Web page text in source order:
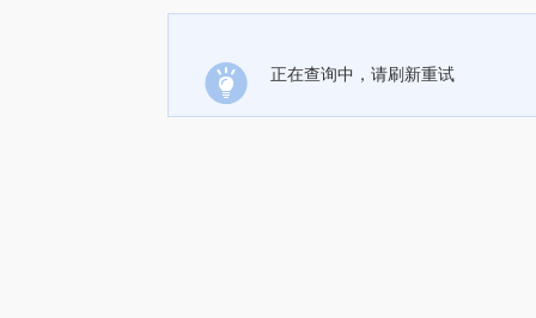
正在查询中，请刷新重试